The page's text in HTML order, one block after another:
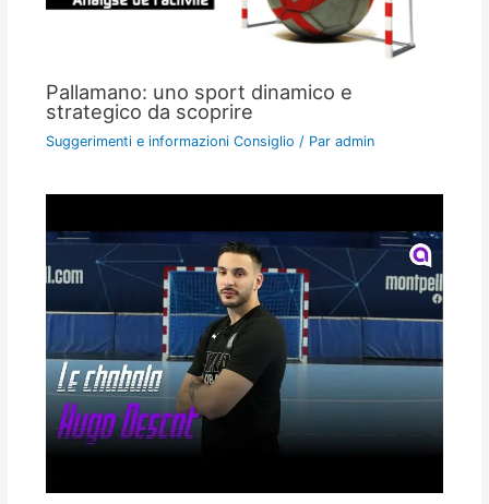
Pallamano: uno sport dinamico e
strategico da scoprire
Suggerimenti e informazioni Consiglio / Par admin